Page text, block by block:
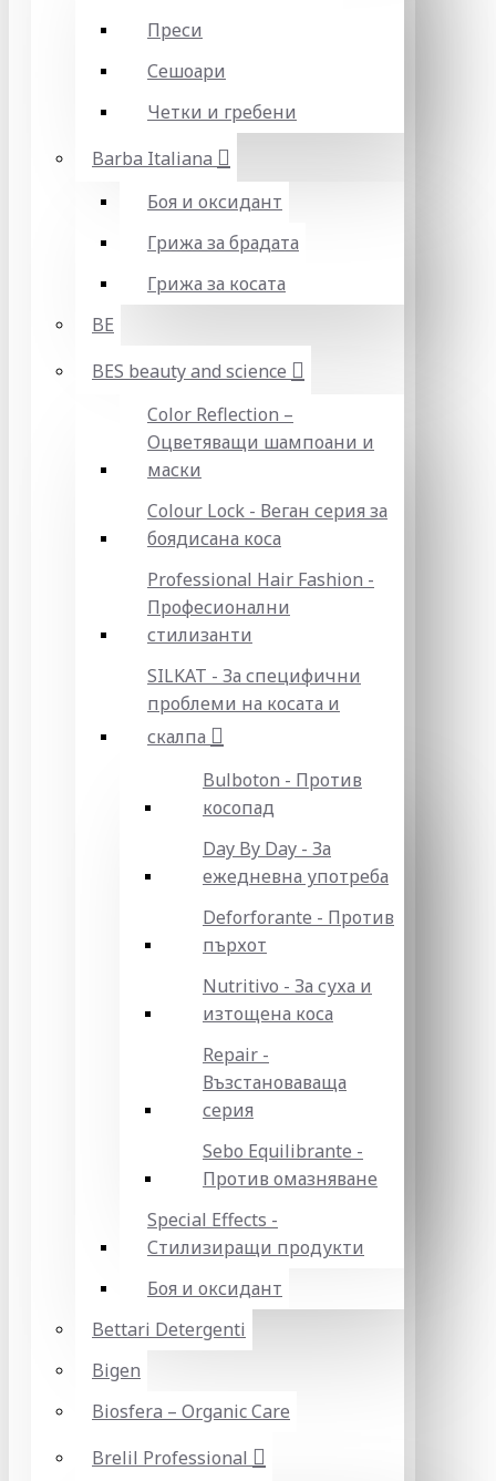
Преси
Сешоари
Четки и гребени
Barba Italiana
Боя и оксидант
Грижа за брадата
Грижа за косата
BE
BES beauty and science
Color Reflection –
Оцветяващи шампоани и
маски
Colour Lock - Веган серия за
боядисана коса
Professional Hair Fashion -
Професионални
стилизанти
SILKAT - За специфични
проблеми на косата и
скалпа
Bulboton - Против
косопад
Day By Day - За
ежедневна употреба
Deforforante - Против
пърхот
Nutritivo - За суха и
изтощена коса
Repair -
Възстановаваща
серия
Sebo Equilibrante -
Против омазняване
Special Effects -
Стилизиращи продукти
Боя и оксидант
Bettari Detergenti
Bigen
Biosfera – Organic Care
Brelil Professional